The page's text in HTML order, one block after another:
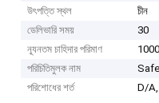
উৎপত্তি স্থল
চীন
ডেলিভারি সময়
30
ন্যূনতম চাহিদার পরিমাণ
1000
পরিচিতিমুলক নাম
পরিশোধের শর্ত
D/A,